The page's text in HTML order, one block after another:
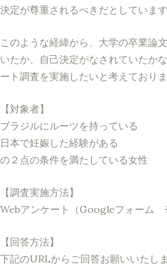
決定が尊重されるべきだとしています
このような経緯から、大学の卒業論
いたか、自己決定がなされていたか
ート調査を実施したいと考えておりま
【対象者】
ブラジルにルーツを持っている
日本で妊娠した経験がある
の２点の条件を満たしている女性
【調査実施方法】
Webアンケート（Googleフォーム
【回答方法】
下記のURLからご回答お願いいたしま